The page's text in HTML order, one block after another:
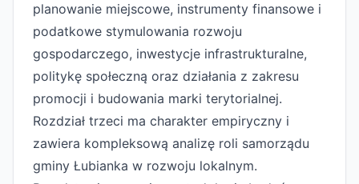
planowanie miejscowe, instrumenty finansowe i
podatkowe stymulowania rozwoju
gospodarczego, inwestycje infrastrukturalne,
politykę społeczną oraz działania z zakresu
promocji i budowania marki terytorialnej.
Rozdział trzeci ma charakter empiryczny i
zawiera kompleksową analizę roli samorządu
gminy Łubianka w rozwoju lokalnym.